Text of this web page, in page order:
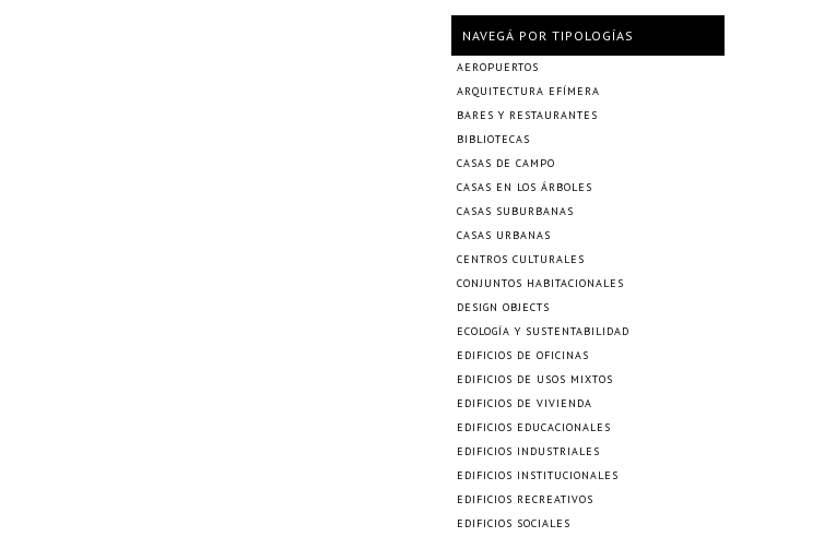
NAVEGÁ POR TIPOLOGÍAS
AEROPUERTOS
ARQUITECTURA EFÍMERA
BARES Y RESTAURANTES
BIBLIOTECAS
CASAS DE CAMPO
CASAS EN LOS ÁRBOLES
CASAS SUBURBANAS
CASAS URBANAS
CENTROS CULTURALES
CONJUNTOS HABITACIONALES
DESIGN OBJECTS
ECOLOGÍA Y SUSTENTABILIDAD
EDIFICIOS DE OFICINAS
EDIFICIOS DE USOS MIXTOS
EDIFICIOS DE VIVIENDA
EDIFICIOS EDUCACIONALES
EDIFICIOS INDUSTRIALES
EDIFICIOS INSTITUCIONALES
EDIFICIOS RECREATIVOS
EDIFICIOS SOCIALES